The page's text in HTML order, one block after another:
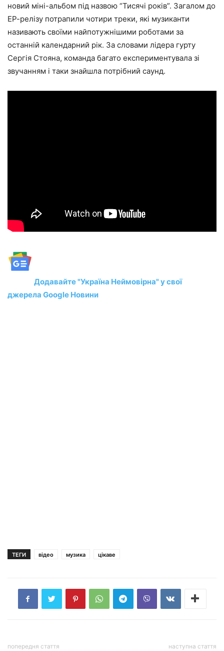
новий міні-альбом під назвою “Тисячі років”. Загалом до
ЕР-релізу потрапили чотири треки, які музиканти
називають своїми найпотужнішими роботами за
останній календарний рік. За словами лідера гурту
Сергія Стояна, команда багато експериментувала зі
звучанням і таки знайшла потрібний саунд.
Додавайте "Україна Неймовірна" у свої
джерела Google Новини
ТЕГИ відео музика цікаве
попередня стаття наступна стаття